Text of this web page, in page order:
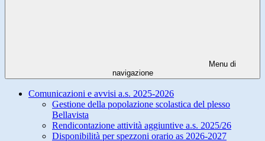
Menu di
navigazione
Comunicazioni e avvisi a.s. 2025-2026
Gestione della popolazione scolastica del plesso
Bellavista
Rendicontazione attività aggiuntive a.s. 2025/26
Disponibilità per spezzoni orario as 2026-2027